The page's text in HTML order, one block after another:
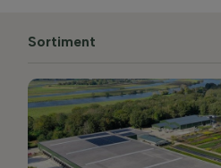
Sortiment